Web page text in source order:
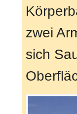
zwei
sich